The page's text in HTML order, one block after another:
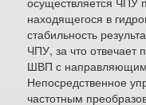
находящегося в
стабильность
ЧПУ, за что отвечает
ШВП с
Непосредственное
частотным